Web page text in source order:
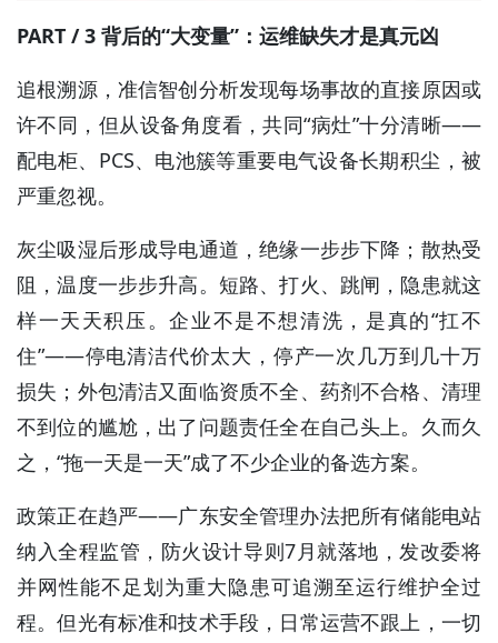
PART / 3 背后的“大变量”：运维缺失才是真元凶
追根溯源，准信智创分析发现每场事故的直接原因或
许不同，但从设备角度看，共同“病灶”十分清晰——
配电柜、PCS、电池簇等重要电气设备长期积尘，被
严重忽视。
灰尘吸湿后形成导电通道，绝缘一步步下降；散热受
阻，温度一步步升高。短路、打火、跳闸，隐患就这
样一天天积压。企业不是不想清洗，是真的“扛不
住”——停电清洁代价太大，停产一次几万到几十万
损失；外包清洁又面临资质不全、药剂不合格、清理
不到位的尴尬，出了问题责任全在自己头上。久而久
之，“拖一天是一天”成了不少企业的备选方案。
政策正在趋严——广东安全管理办法把所有储能电站
纳入全程监管，防火设计导则7月就落地，发改委将
并网性能不足划为重大隐患可追溯至运行维护全过
程。但光有标准和技术手段，日常运营不跟上，一切